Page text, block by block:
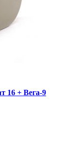
16 + Вега-9